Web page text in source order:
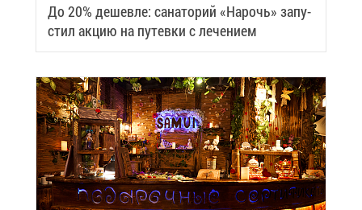
До 20% де­шев­ле: са­на­то­рий «На­рочь» за­пу­
стил ак­цию на пу­тев­ки с ле­че­ни­ем